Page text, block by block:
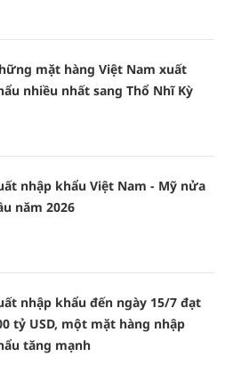
mặt hàng Việt Nam xuất
nhiều nhất sang Thổ Nhĩ Kỳ
nhập khẩu Việt Nam - Mỹ nửa
năm 2026
nhập khẩu đến ngày 15/7 đạt
tỷ USD, một mặt hàng nhập
tăng mạnh